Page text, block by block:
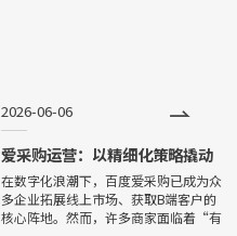
2026-06-06
爱采购运营：以精细化策略撬动
B2B精准流量
在数字化浪潮下，百度爱采购已成为众
多企业拓展线上市场、获取B端客户的
核心阵地。然而，许多商家面临着“有